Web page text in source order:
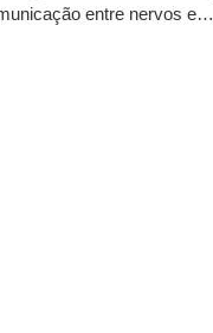
entre nervos e…